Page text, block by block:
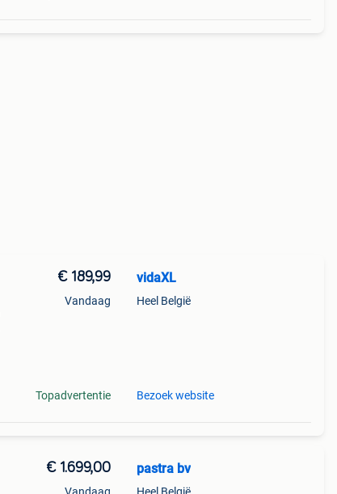
€ 189,99
Vandaag
Topadvertentie
vidaXL
Heel België
Bezoek website
€ 1.699,00 pastra bv